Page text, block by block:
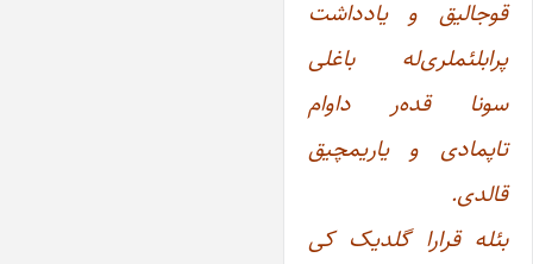
قوجالیق و یادداشت
پرابلئملری‌له باغلی
سونا قده‌ر داوام
تاپمادی و یاریمچیق
قالدی.
بئله قرارا گلدیک کی